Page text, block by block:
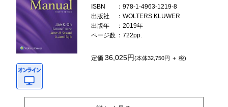
ISBN
：978-1-4963-1219-8
出版社
：WOLTERS KLUWER
出版年
：2019年
ページ数 ：722pp.
定価36,025円(本体32,750円 ＋ 税)